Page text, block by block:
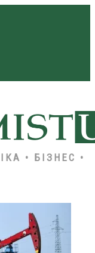
• БІЗНЕС •